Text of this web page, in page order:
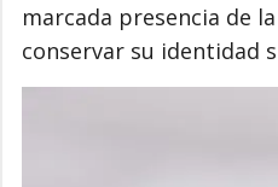
marcada presencia de
conservar su identidad